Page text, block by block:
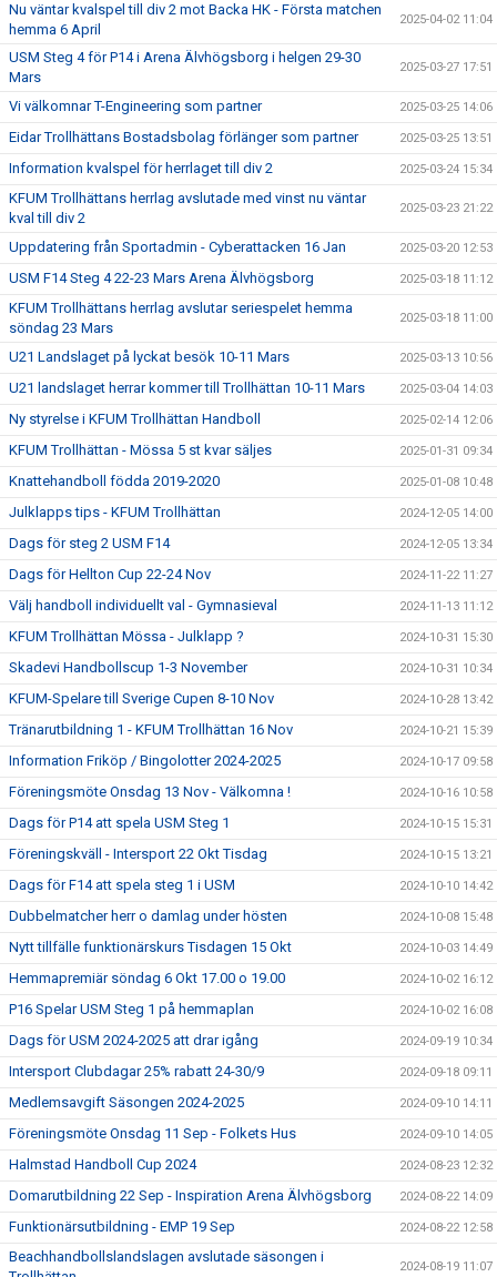
Nu väntar kvalspel till div 2 mot Backa HK - Första matchen
hemma 6 April
2025-04-02 11:04
USM Steg 4 för P14 i Arena Älvhögsborg i helgen 29-30
Mars
2025-03-27 17:51
Vi välkomnar T-Engineering som partner 2025-03-25 14:06
Eidar Trollhättans Bostadsbolag förlänger som partner 2025-03-25 13:51
Information kvalspel för herrlaget till div 2 2025-03-24 15:34
KFUM Trollhättans herrlag avslutade med vinst nu väntar
kval till div 2
2025-03-23 21:22
Uppdatering från Sportadmin - Cyberattacken 16 Jan 2025-03-20 12:53
USM F14 Steg 4 22-23 Mars Arena Älvhögsborg 2025-03-18 11:12
KFUM Trollhättans herrlag avslutar seriespelet hemma
söndag 23 Mars
2025-03-18 11:00
U21 Landslaget på lyckat besök 10-11 Mars 2025-03-13 10:56
U21 landslaget herrar kommer till Trollhättan 10-11 Mars 2025-03-04 14:03
Ny styrelse i KFUM Trollhättan Handboll 2025-02-14 12:06
KFUM Trollhättan - Mössa 5 st kvar säljes 2025-01-31 09:34
Knattehandboll födda 2019-2020 2025-01-08 10:48
Julklapps tips - KFUM Trollhättan 2024-12-05 14:00
Dags för steg 2 USM F14 2024-12-05 13:34
Dags för Hellton Cup 22-24 Nov 2024-11-22 11:27
Välj handboll individuellt val - Gymnasieval 2024-11-13 11:12
KFUM Trollhättan Mössa - Julklapp ? 2024-10-31 15:30
Skadevi Handbollscup 1-3 November 2024-10-31 10:34
KFUM-Spelare till Sverige Cupen 8-10 Nov 2024-10-28 13:42
Tränarutbildning 1 - KFUM Trollhättan 16 Nov 2024-10-21 15:39
Information Friköp / Bingolotter 2024-2025 2024-10-17 09:58
Föreningsmöte Onsdag 13 Nov - Välkomna ! 2024-10-16 10:58
Dags för P14 att spela USM Steg 1 2024-10-15 15:31
Föreningskväll - Intersport 22 Okt Tisdag 2024-10-15 13:21
Dags för F14 att spela steg 1 i USM 2024-10-10 14:42
Dubbelmatcher herr o damlag under hösten 2024-10-08 15:48
Nytt tillfälle funktionärskurs Tisdagen 15 Okt 2024-10-03 14:49
Hemmapremiär söndag 6 Okt 17.00 o 19.00 2024-10-02 16:12
P16 Spelar USM Steg 1 på hemmaplan 2024-10-02 16:08
Dags för USM 2024-2025 att drar igång 2024-09-19 10:34
Intersport Clubdagar 25% rabatt 24-30/9 2024-09-18 09:11
Medlemsavgift Säsongen 2024-2025 2024-09-10 14:11
Föreningsmöte Onsdag 11 Sep - Folkets Hus 2024-09-10 14:05
Halmstad Handboll Cup 2024 2024-08-23 12:32
Domarutbildning 22 Sep - Inspiration Arena Älvhögsborg 2024-08-22 14:09
Funktionärsutbildning - EMP 19 Sep 2024-08-22 12:58
Beachhandbollslandslagen avslutade säsongen i
2024-08-19 11:07